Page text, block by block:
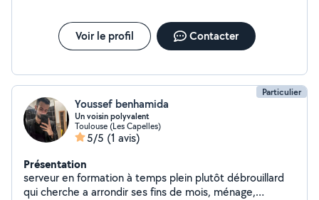
Voir le profil Contacter
Particulier
Youssef benhamida
Un voisin polyvalent
Toulouse (Les Capelles)
5/5 (1 avis)
Présentation
serveur en formation à temps plein plutôt débrouillard
qui cherche a arrondir ses fins de mois, ménage,